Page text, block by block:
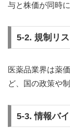
与と株価が同時
5-2. 規制リ
医薬品業界は薬
ど、国の政策や
5-3. 情報バ